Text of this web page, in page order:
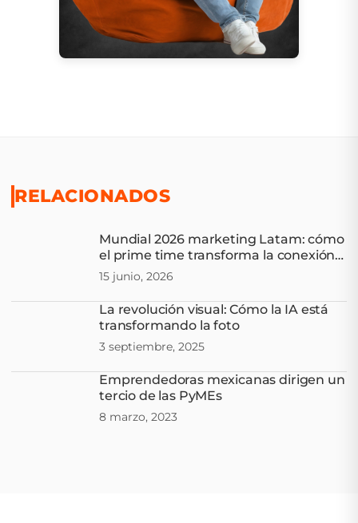
RELACIONADOS
Mundial 2026 marketing Latam: cómo
el prime time transforma la conexión
con los fans
15 junio, 2026
La revolución visual: Cómo la IA está
transformando la foto
3 septiembre, 2025
Emprendedoras mexicanas dirigen un
tercio de las PyMEs
8 marzo, 2023